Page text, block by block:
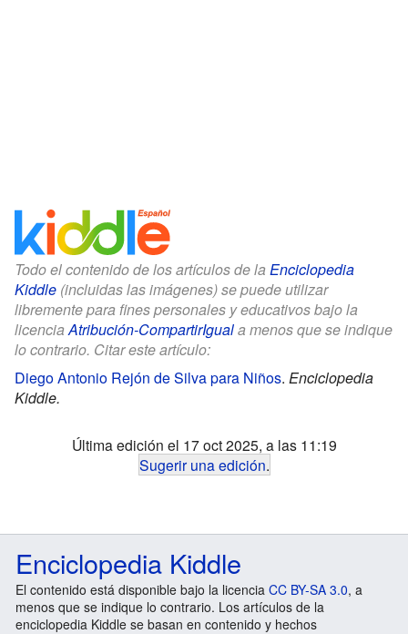
Todo el contenido de los artículos de la Enciclopedia
Kiddle (incluidas las imágenes) se puede utilizar
libremente para fines personales y educativos bajo la
licenciaAtribución-CompartirIguala menos que se indique
lo contrario. Citar este artículo:
Diego Antonio Rejón de Silva para Niños. Enciclopedia
Kiddle.
Última edición el 17 oct 2025, a las 11:19
Sugerir una edición.
Enciclopedia Kiddle
El contenido está disponible bajo la licencia CC BY-SA 3.0, a
menos que se indique lo contrario. Los artículos de la
enciclopedia Kiddle se basan en contenido y hechos